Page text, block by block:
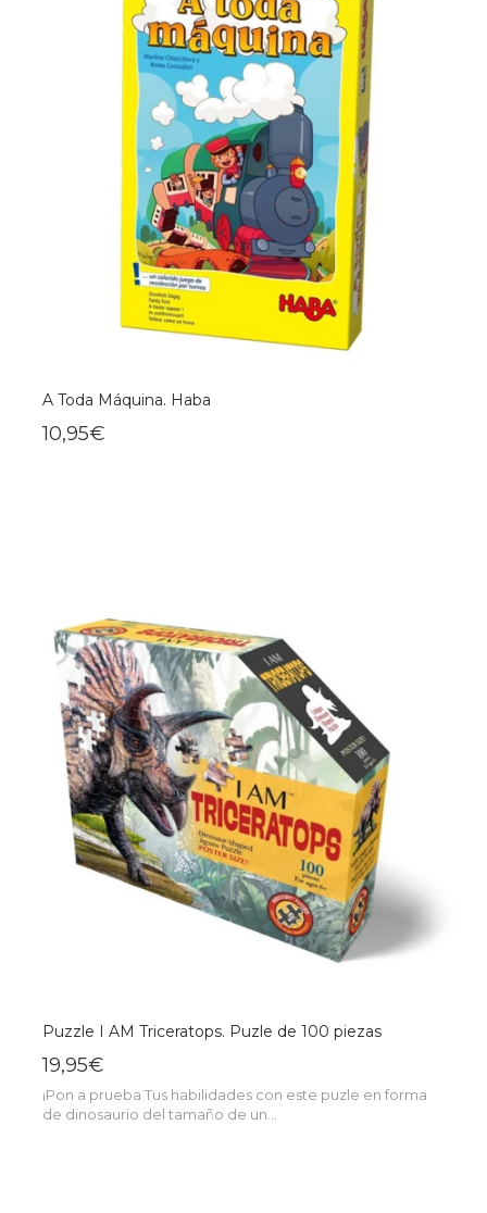
A Toda Máquina. Haba
10,95€
Puzzle I AM Triceratops. Puzle de 100 piezas
19,95€
¡Pon a prueba Tus habilidades con este puzle en forma
de dinosaurio del tamaño de un...